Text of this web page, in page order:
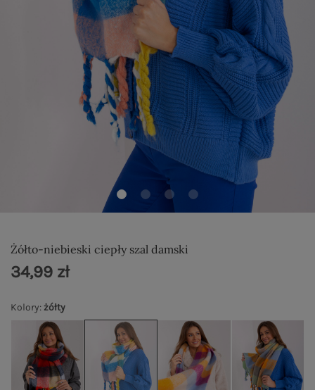
Żółto-niebieski ciepły szal damski
Kolory:żółty
34,99 zł